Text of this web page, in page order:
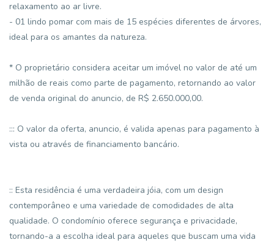
relaxamento ao ar livre.
- 01 lindo pomar com mais de 15 espécies diferentes de árvores,
ideal para os amantes da natureza.
* O proprietário considera aceitar um imóvel no valor de até um
milhão de reais como parte de pagamento, retornando ao valor
de venda original do anuncio, de R$ 2.650.000,00.
::: O valor da oferta, anuncio, é valida apenas para pagamento à
vista ou através de financiamento bancário.
:: Esta residência é uma verdadeira jóia, com um design
contemporâneo e uma variedade de comodidades de alta
qualidade. O condomínio oferece segurança e privacidade,
tornando-a a escolha ideal para aqueles que buscam uma vida